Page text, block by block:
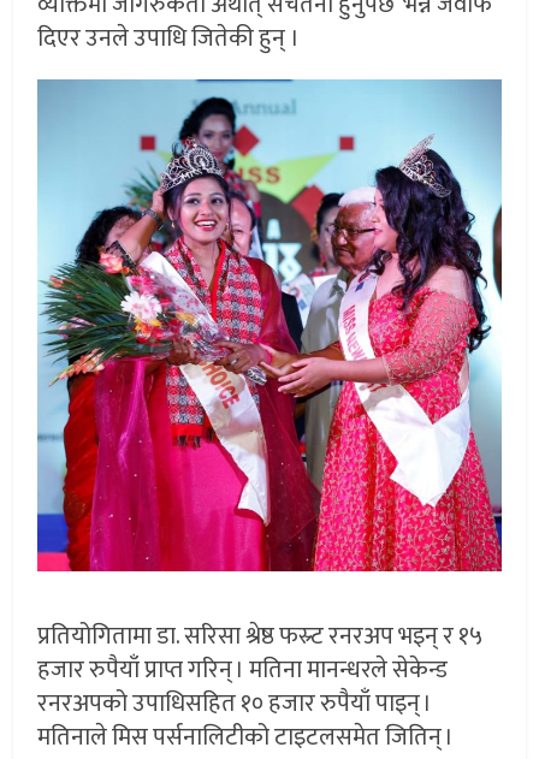
दिएर उनले उपाधि जितेकी हुन् ।
प्रतियोगितामा डा. सरिसा श्रेष्ठ फस्र्ट रनरअप भइन् र १५
हजार रुपैयाँ प्राप्त गरिन् । मतिना मानन्धरले सेकेन्ड
रनरअपको उपाधिसहित १० हजार रुपैयाँ पाइन् ।
मतिनाले मिस पर्सनालिटीको टाइटलसमेत जितिन् ।